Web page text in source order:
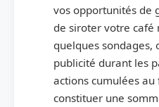
vos opportunités de
de siroter votre
quelques sondages,
publicité durant les
actions cumulées
constituer une